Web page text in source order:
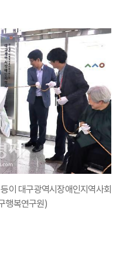
이 대구광역시장애인지역사회
행복연구원)